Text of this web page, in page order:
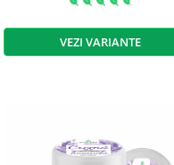
VEZI VARIANTE